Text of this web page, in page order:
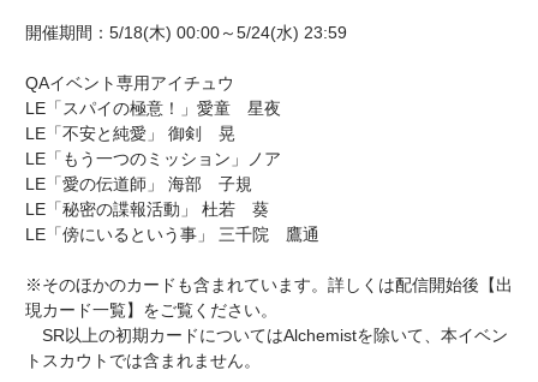
開催期間：5/18(木) 00:00～5/24(水) 23:59
QAイベント専用アイチュウ
LE「スパイの極意！」愛童 星夜
LE「不安と純愛」 御剣 晃
LE「もう一つのミッション」ノア
LE「愛の伝道師」 海部 子規
LE「秘密の諜報活動」 杜若 葵
LE「傍にいるという事」 三千院 鷹通
※そのほかのカードも含まれています。詳しくは配信開始後【出
現カード一覧】をご覧ください。
SR以上の初期カードについてはAlchemistを除いて、本イベン
トスカウトでは含まれません。